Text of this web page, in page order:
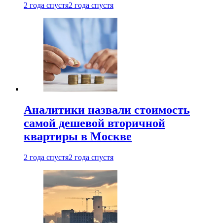
2 года спустя2 года спустя
Аналитики назвали стоимость
самой дешевой вторичной
квартиры в Москве
2 года спустя2 года спустя